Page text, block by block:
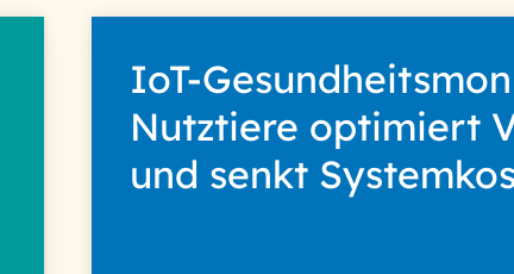
IoT-
Nutztiere optimiert
und senkt